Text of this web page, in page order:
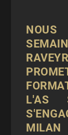
NOUS
L'AS
MILAN